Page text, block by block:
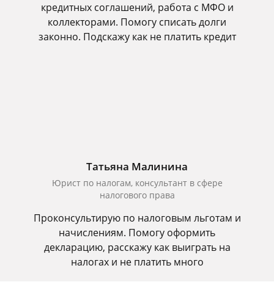
кредитных соглашений, работа с МФО и
коллекторами. Помогу списать долги
законно. Подскажу как не платить кредит
Татьяна Малинина
Юрист по налогам, консультант в сфере
налогового права
Проконсультирую по налоговым льготам и
начислениям. Помогу оформить
декларацию, расскажу как выиграть на
налогах и не платить много